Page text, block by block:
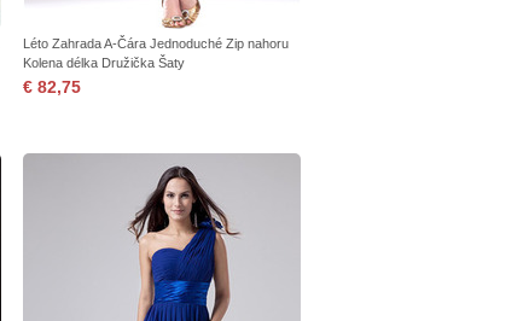
Léto Zahrada A-Čára Jednoduché Zip nahoru
Kolena délka Družička Šaty
€ 82,75